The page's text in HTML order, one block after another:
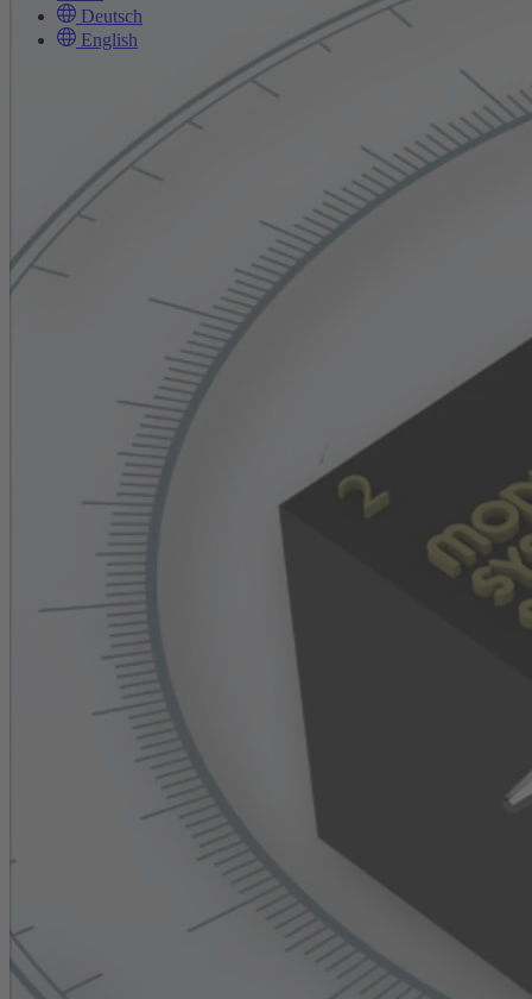
Deutsch
English